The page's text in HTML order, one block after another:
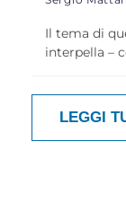
Il tema di
interpella –
LEGGI